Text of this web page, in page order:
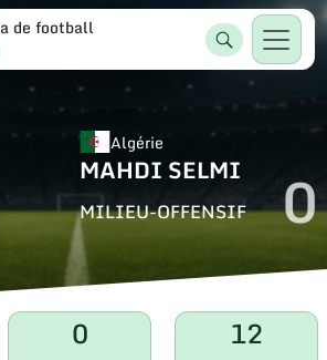
de football
Algérie
MAHDI SELMI
MILIEU-OFFENSIF 0
0 12